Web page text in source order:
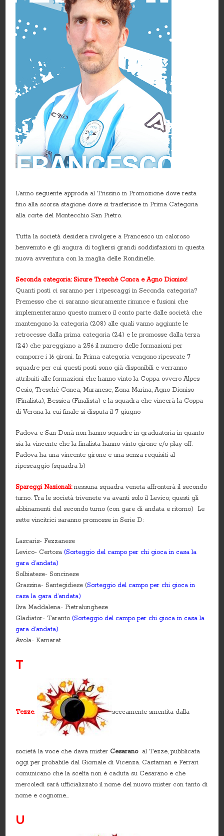
L’anno seguente approda al Trissino in Promozione dove resta
fino alla scorsa stagione dove si trasferisce in Prima Categoria
alla corte del Montecchio San Pietro.
Tutta la società desidera rivolgere a Francesco un caloroso
benvenuto e gli augura di togliersi grandi soddisfazioni in questa
nuova avventura con la maglia delle Rondinelle.
Seconda categoria: Sicure Treschè Conca e Agno Dioniso!
Quanti posti ci saranno per i ripescaggi in Seconda categoria?
Premesso che ci saranno sicuramente rinunce e fusioni che
implementeranno questo numero il conto parte dalle società che
mantengono la categoria (208) alle quali vanno aggiunte le
retrocesse dalla prima categoria (24) e le promosse dalla terza
(24) che pareggiano a 256 il numero delle formazioni per
comporre i 16 gironi. In Prima categoria vengono ripescate 7
squadre per cui questi posti sono già disponibili e verranno
attribuiti alle formazioni che hanno vinto la Coppa ovvero Alpes
Cesio, Treschè Conca, Muranese, Zona Marina, Agno Dioniso
(Finalista); Bessica (Finalista) e la squadra che vincerà la Coppa
di Verona la cui finale si disputa il 7 giugno
Padova e San Donà non hanno squadre in graduatoria in quanto
sia la vincente che la finalista hanno vinto girone e/o play off.
Padova ha una vincente girone e una senza requisiti al
ripescaggio (squadra b)
Spareggi Nazionali:nessuna squadra veneta affronterà il secondo
turno. Tra le società trivenete va avanti solo il Levico; questi gli
abbinamenti del secondo turno (con gare di andata e ritorno) Le
sette vincitrici saranno promosse in Serie D:
Lascaris- Fezzanese
Levico- Certosa (Sorteggio del campo per chi gioca in casa la
gara d’andata)
Solbiatese- Soncinese
Grassina- Santegidiese (Sorteggio del campo per chi gioca in
casa la gara d’andata)
Ilva Maddalena- Pietralunghese
Gladiator- Taranto (Sorteggio del campo per chi gioca in casa la
gara d’andata)
Avola- Kamarat
T
Tezze: seccamente smentita dalla
società la voce che dava mister Cesaranoal Tezze, pubblicata
oggi per probabile dal Giornale di Vicenza. Castaman e Ferrari
comunicano che la scelta non è caduta su Cesarano e che
mercoledì sarà ufficializzato il nome del nuovo mister con tanto di
nome e cognome…
U